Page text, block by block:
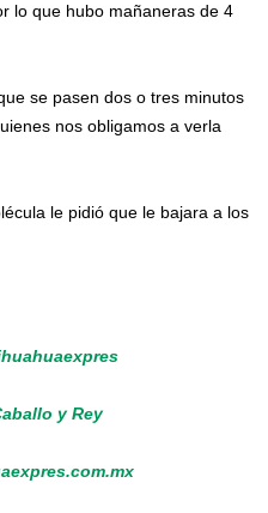
lo que hubo mañaneras de 4
se pasen dos o tres minutos
nos obligamos a verla
le pidió que le bajara a los
y Rey